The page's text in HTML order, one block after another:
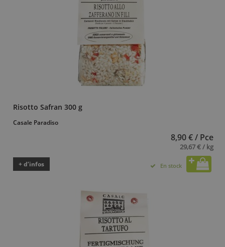
Risotto Safran 300 g
Casale Paradiso
8,90 € / Pce
29,67 € / kg
+ d’infos En stock